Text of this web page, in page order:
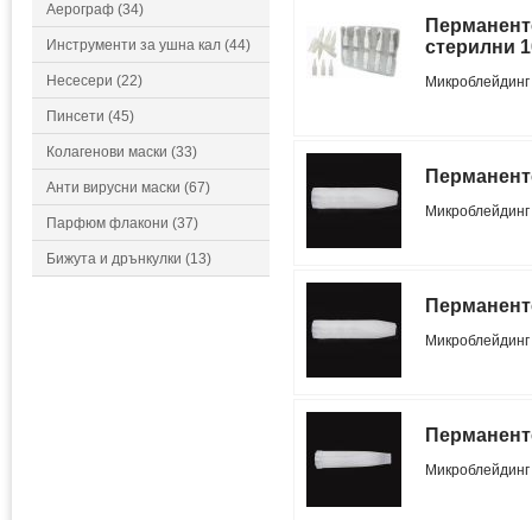
Аерограф (34)
Инструменти за ушна кал (44)
Несесери (22)
Пинсети (45)
Колагенови маски (33)
Анти вирусни маски (67)
Парфюм флакони (37)
Бижута и дрънкулки (13)
стерилни
Микроблейдинг
Микроблейдинг
Микроблейдинг
Микроблейдинг